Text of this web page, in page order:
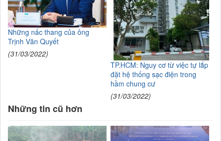
Những nấc thang của ông
Trịnh Văn Quyết
(31/03/2022)
TP.HCM: Nguy cơ từ việc tự lắp
đặt hệ thống sạc điện trong
hầm chung cư
(31/03/2022)
Những tin cũ hơn